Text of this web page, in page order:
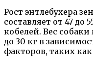
Рост энтлебухера
составляет от 47 до
кобелей. Вес
до 30 кг в
факторов, таких